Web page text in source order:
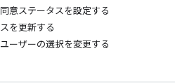
同意ステータスを設定する
を更新する
ユーザーの選択を変更する